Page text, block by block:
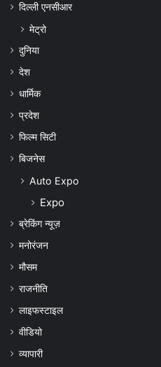
दिल्ली एनसीआर
मेट्रो
दुनिया
देश
धार्मिक
प्रदेश
फिल्म सिटी
बिजनेस
Auto Expo
Expo
ब्रेकिंग न्यूज़
मनोरंजन
मौसम
राजनीति
लाइफस्टाइल
वीडियो
व्यापारी